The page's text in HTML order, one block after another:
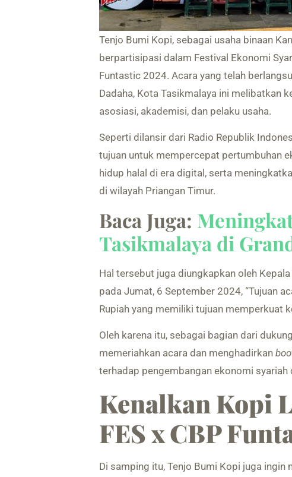
Tenjo Bumi Kopi, sebagai usaha binaan
berpartisipasi dalam Festival Ekonomi
Funtastic 2024. Acara yang telah
Dadaha, Kota Tasikmalaya ini melibatkan
asosiasi, akademisi, dan pelaku usaha.
Seperti dilansir dari Radio Republik
tujuan untuk mempercepat pertumbuhan
hidup halal di era digital, serta
di wilayah Priangan Timur.
Baca Juga:
Tasikmalaya di
Hal tersebut juga diungkapkan oleh
pada Jumat, 6 September 2024, “Tujuan
Rupiah yang memiliki tujuan memperkuat
Oleh karena itu, sebagai bagian dari
memeriahkan acara dan menghadirkan
terhadap pengembangan ekonomi syariah
Kenalkan Kopi
FES x CBP
Di samping itu, Tenjo Bumi Kopi juga